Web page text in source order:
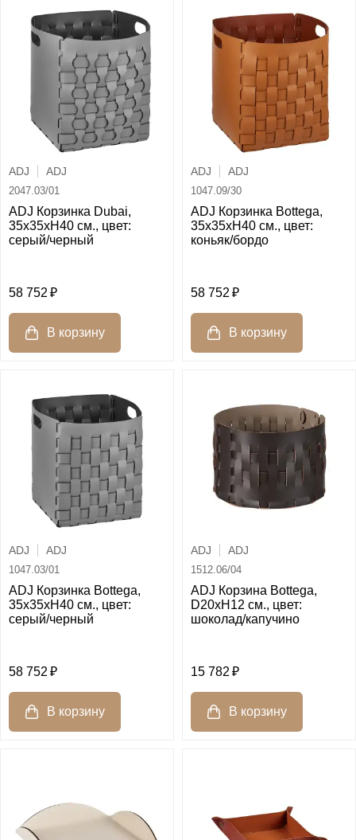
ADJ ADJ
2047.03/01
ADJ Корзинка Dubai,
35x35xH40 см., цвет:
серый/черный
58 752
ADJ ADJ
1047.09/30
ADJ Корзинка Bottega,
35x35xH40 см., цвет:
коньяк/бордо
58 752
ADJ ADJ
1047.03/01
ADJ Корзинка Bottega,
35x35xH40 см., цвет:
серый/черный
58 752
ADJ ADJ
1512.06/04
ADJ Корзина Bottega,
D20xH12 см., цвет:
шоколад/капучино
15 782